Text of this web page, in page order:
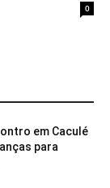
0
em Caculé
para